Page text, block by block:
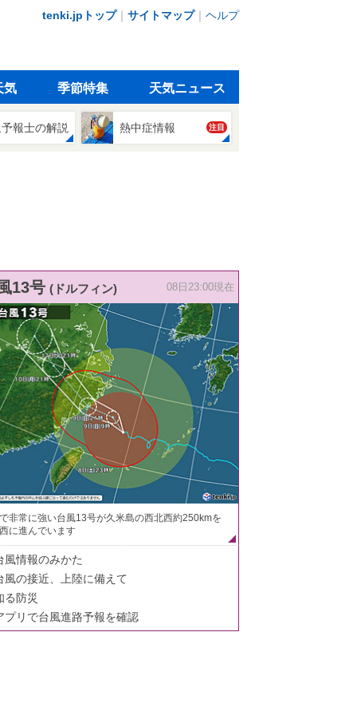
tenki.jpトップ｜ サイトマップ｜ ヘルプ
気 季節特集 天気ニュース
報士の解説 熱中症情報 注目
13号 (ドルフィン) 08日23:00現在
非常に強い台風13号が久米島の西北西約250kmを
に進んでいます
風情報のみかた
風の接近、上陸に備えて
る防災
プリで台風進路予報を確認